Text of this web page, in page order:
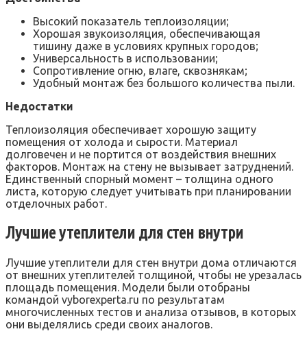
Высокий показатель теплоизоляции;
Хорошая звукоизоляция, обеспечивающая
тишину даже в условиях крупных городов;
Универсальность в использовании;
Сопротивление огню, влаге, сквознякам;
Удобный монтаж без большого количества пыли.
Недостатки
Теплоизоляция обеспечивает хорошую защиту
помещения от холода и сырости. Материал
долговечен и не портится от воздействия внешних
факторов. Монтаж на стену не вызывает затруднений.
Единственный спорный момент – толщина одного
листа, которую следует учитывать при планировании
отделочных работ.
Лучшие утеплители для стен внутри
Лучшие утеплители для стен внутри дома отличаются
от внешних утеплителей толщиной, чтобы не урезалась
площадь помещения. Модели были отобраны
командой vyborexperta.ru по результатам
многочисленных тестов и анализа отзывов, в которых
они выделялись среди своих аналогов.